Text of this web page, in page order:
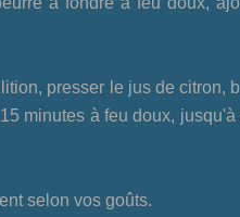
presser le jus de citron,
minutes à feu doux,
selon vos goûts.